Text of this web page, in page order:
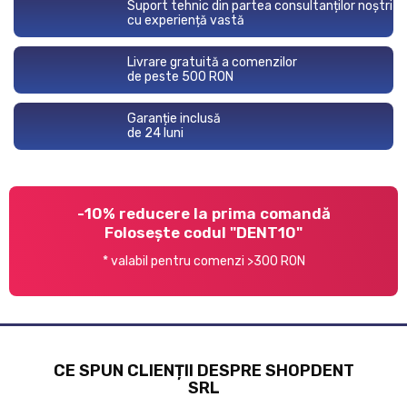
Suport tehnic din partea consultanților noștri
cu experiență vastă
Livrare gratuită a comenzilor
de peste 500 RON
Garanție inclusă
de 24 luni
-10% reducere la prima comandă
Folosește codul "DENT10"
* valabil pentru comenzi >300 RON
CE SPUN CLIENȚII DESPRE SHOPDENT
SRL